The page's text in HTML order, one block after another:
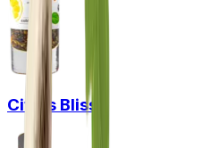
Citrus Bliss